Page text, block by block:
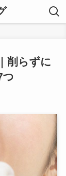
削らずに
つ